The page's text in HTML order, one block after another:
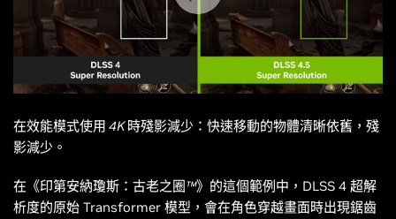
在效能模式使用 4K 時殘影減少：快速移動的物體清晰依舊，殘
影減少。
在 《印第安納瓊斯：古老之圈™》 的這個範例中，DLSS 4 超解
析度的原始 Transformer 模型，會在角色穿越畫面時出現鋸齒